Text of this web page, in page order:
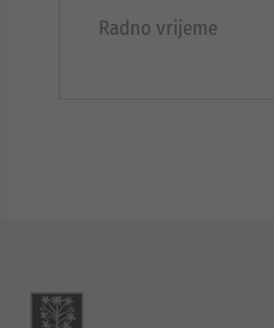
Radno vrijeme